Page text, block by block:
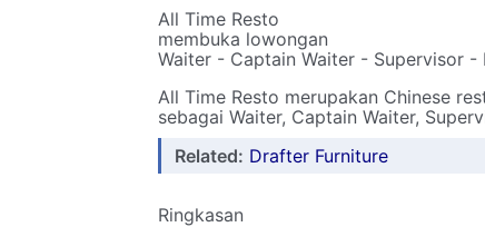
All Time Resto
membuka lowongan
Waiter - Captain Waiter - Supervisor -
All Time Resto merupakan Chinese
sebagai Waiter, Captain Waiter,
Related: Drafter Furniture
Ringkasan